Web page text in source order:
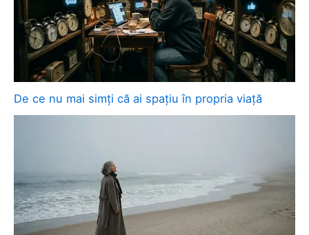
De ce nu mai simți că ai spațiu în propria viață